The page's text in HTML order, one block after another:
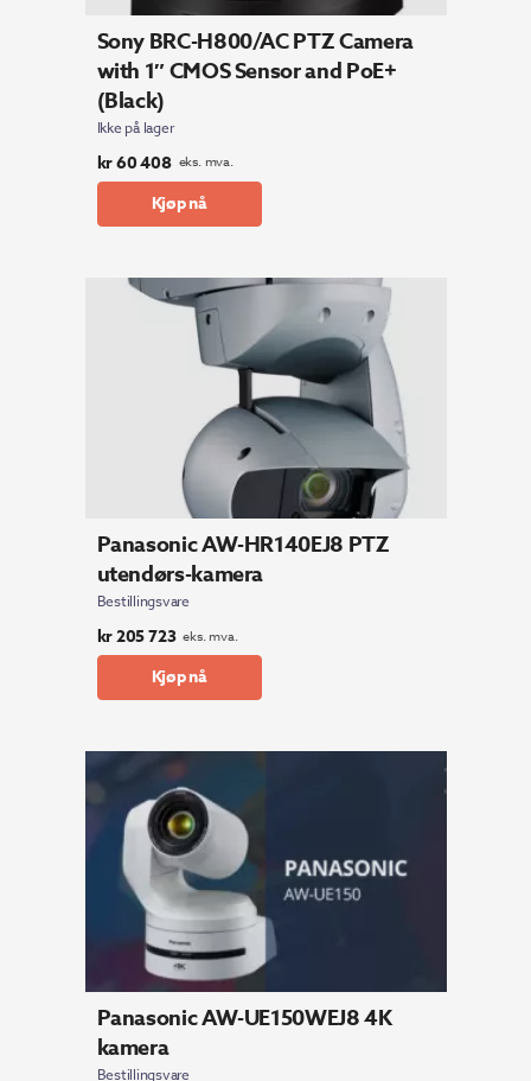
Sony BRC-H800/AC PTZ Camera
with 1″ CMOS Sensor and PoE+
(Black)
Ikke på lager
kr60 408 eks. mva.
Kjøp nå
Panasonic AW-HR140EJ8 PTZ
utendørs-kamera
Bestillingsvare
kr205 723 eks. mva.
Kjøp nå
Panasonic AW-UE150WEJ8 4K
kamera
Bestillingsvare